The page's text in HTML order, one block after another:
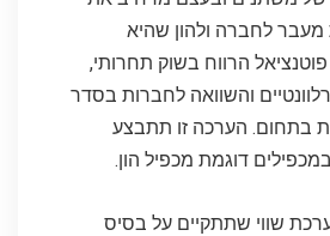
לחברה ולהון שהיא
הרווח בשוק תחרותי,
והשוואה לחברות בסדר
בתחום. הערכה זו תתבצע
דוגמת מכפיל הון.
שווי שתתקיים על בסיס